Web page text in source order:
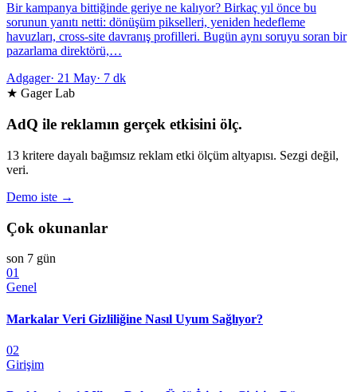
Bir kampanya bittiğinde geriye ne kalıyor? Birkaç yıl önce bu
sorunun yanıtı netti: dönüşüm pikselleri, yeniden hedefleme
havuzları, cross-site davranış profilleri. Bugün aynı soruyu soran bir
pazarlama direktörü,…
Adgager· 21 May· 7 dk
★ Gager Lab
AdQ ile reklamın gerçek etkisini ölç.
13 kritere dayalı bağımsız reklam etki ölçüm altyapısı. Sezgi değil,
veri.
Demo iste →
Çok okunanlar
son 7 gün
01
Genel
Markalar Veri Gizliliğine Nasıl Uyum Sağlıyor?
02
Girişim